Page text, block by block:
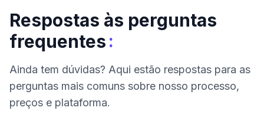
Respostas às perguntas
frequentes:
Ainda tem dúvidas? Aqui estão respostas para as
perguntas mais comuns sobre nosso processo,
preços e plataforma.